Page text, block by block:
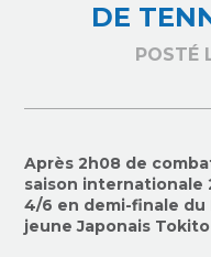
DE
POSTÉ
Après 2h08 de
saison internationale
4/6 en demi-finale du
jeune Japonais Tokito